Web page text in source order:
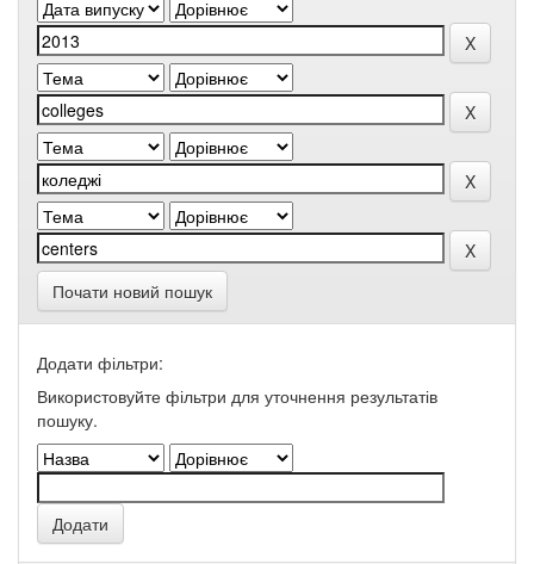
Почати новий пошук
Додати фільтри:
Використовуйте фільтри для уточнення результатів
пошуку.